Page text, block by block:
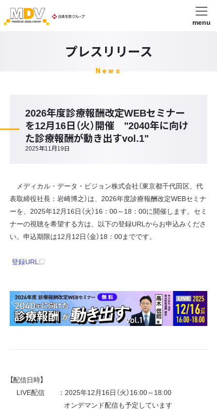
menu
プレスリリース
News
2026年度診療報酬改定WEBセミナー
を12月16日（火）開催 "2040年に向け
た診療報酬が動き出すvol.1"
2025年11月19日
メディカル・データ・ビジョン株式会社（東京都千代田区、代
表取締役社長：岩崎博之）は、2026年度診療報酬改定WEBセミナ
ーを、2025年12月16日（火）16：00～18：00に開催します。セミ
ナーの視聴を希望する方は、以下の登録URLからお申込みくださ
い。申込期限は12月12日（金）18：00までです。
登録URL
【配信日時】
LIVE配信 ：2025年12月16日（火）16:00～18:00
オンデマンド配信も予定しています